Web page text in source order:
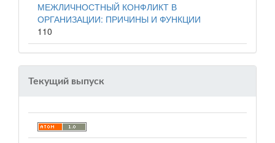
МЕЖЛИЧНОСТНЫЙ КОНФЛИКТ В
ОРГАНИЗАЦИИ: ПРИЧИНЫ И ФУНКЦИИ
110
Текущий выпуск